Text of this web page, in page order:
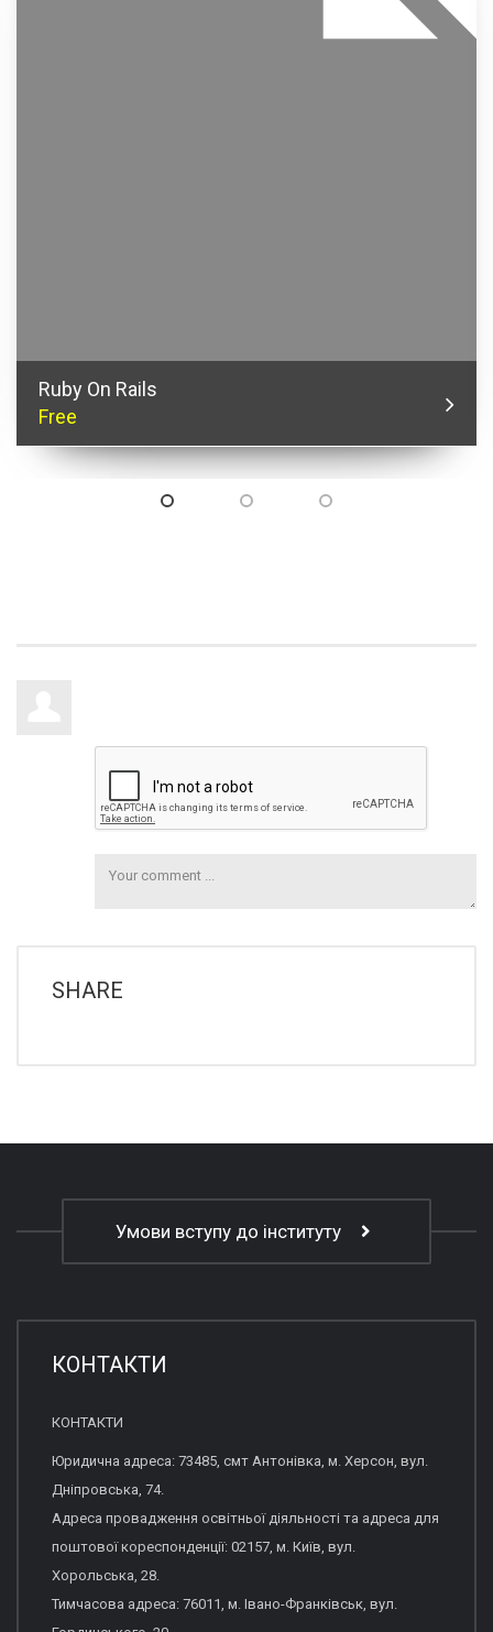
Ruby On Rails
Free
SHARE
Умови вступу до інституту
КОНТАКТИ
КОНТАКТИ
Юридична адреса: 73485, смт Антонівка, м. Херсон, вул.
Дніпровська, 74.
Адреса провадження освітньої діяльності та адреса для
поштової кореспонденції: 02157, м. Київ, вул.
Хорольська, 28.
Тимчасова адреса: 76011, м. Івано-Франківськ, вул.